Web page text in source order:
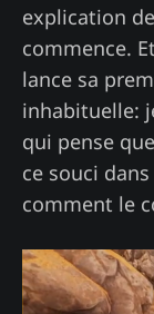
explication
commence.
lance sa
inhabituelle:
qui pense
ce souci
comment le